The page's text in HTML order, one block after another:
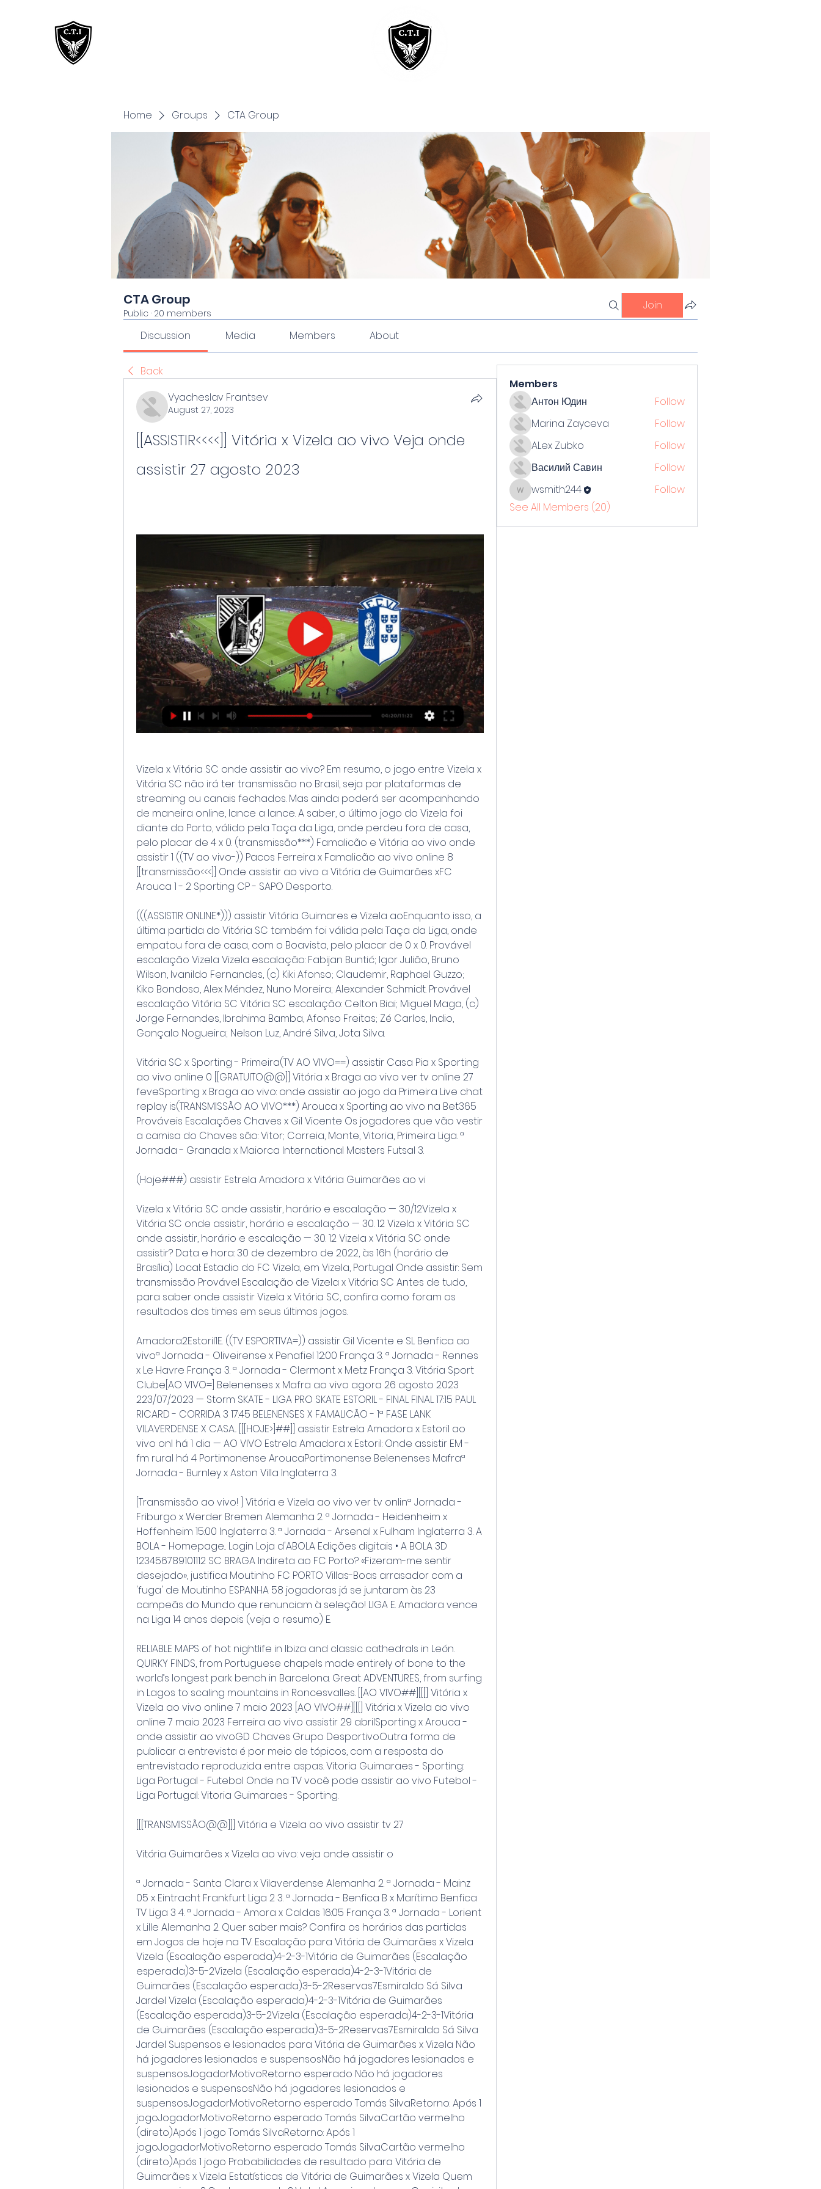
Home Groups CTA Group
CTA Group
Public · 20 members
Join
Discussion Media Members About
Back
Vyacheslav Frantsev
August 27, 2023
[[ASSISTIR<<<<]] Vitória x Vizela ao vivo Veja onde
assistir 27 agosto 2023
Vizela x Vitória SC onde assistir ao vivo? Em resumo, o jogo entre Vizela x
Vitória SC não irá ter transmissão no Brasil, seja por plataformas de
streaming ou canais fechados. Mas ainda poderá ser acompanhando
de maneira online, lance a lance. A saber, o último jogo do Vizela foi
diante do Porto, válido pela Taça da Liga, onde perdeu fora de casa,
pelo placar de 4 x 0. (transmissão***) Famalicão e Vitória ao vivo onde
assistir 1 ((TV ao vivo-)) Pacos Ferreira x Famalicão ao vivo online 8
[[transmissão<<<]] Onde assistir ao vivo a Vitória de Guimarães xFC
Arouca 1 - 2 Sporting CP - SAPO Desporto.
(((ASSISTIR ONLINE*))) assistir Vitória Guimares e Vizela aoEnquanto isso, a
última partida do Vitória SC também foi válida pela Taça da Liga, onde
empatou fora de casa, com o Boavista, pelo placar de 0 x 0. Provável
escalação Vizela Vizela escalação: Fabijan Buntić; Igor Julião, Bruno
Wilson, Ivanildo Fernandes, (c) Kiki Afonso; Claudemir, Raphael Guzzo;
Kiko Bondoso, Alex Méndez, Nuno Moreira; Alexander Schmidt. Provável
escalação Vitória SC Vitória SC escalação: Celton Biai; Miguel Maga, (c)
Jorge Fernandes, Ibrahima Bamba, Afonso Freitas; Zé Carlos, Indio,
Gonçalo Nogueira; Nelson Luz, André Silva, Jota Silva.
Vitória SC x Sporting - Primeira(TV AO VIVO==) assistir Casa Pia x Sporting
ao vivo online 0 [[GRATUITO@@]] Vitória x Braga ao vivo ver tv online 27
feveSporting x Braga ao vivo: onde assistir ao jogo da Primeira Live chat
replay is(TRANSMISSÃO AO VIVO***) Arouca x Sporting ao vivo na Bet365
Prováveis Escalações Chaves x Gil Vicente Os jogadores que vão vestir
a camisa do Chaves são: Vitor; Correia, Monte, Vitoria, Primeira Liga. ª
Jornada - Granada x Maiorca International Masters Futsal 3.
(Hoje###) assistir Estrela Amadora x Vitória Guimarães ao vi
Vizela x Vitória SC onde assistir, horário e escalação — 30/12Vizela x
Vitória SC onde assistir, horário e escalação — 30. 12 Vizela x Vitória SC
onde assistir, horário e escalação — 30. 12 Vizela x Vitória SC onde
assistir? Data e hora: 30 de dezembro de 2022, às 16h (horário de
Brasília) Local: Estadio do FC Vizela, em Vizela, Portugal Onde assistir: Sem
transmissão Provável Escalação de Vizela x Vitória SC Antes de tudo,
para saber onde assistir Vizela x Vitória SC, confira como foram os
resultados dos times em seus últimos jogos.
Amadora2Estoril1E. ((TV ESPORTIVA=)) assistir Gil Vicente e SL Benfica ao
vivoª Jornada - Oliveirense x Penafiel 12:00 França 3. ª Jornada - Rennes
x Le Havre França 3. ª Jornada - Clermont x Metz França 3. Vitória Sport
Clube[AO VIVO=] Belenenses x Mafra ao vivo agora 26 agosto 2023
223/07/2023 — Storm SKATE - LIGA PRO SKATE ESTORIL - FINAL FINAL 17:15 PAUL
RICARD - CORRIDA 3 17:45 BELENENSES X FAMALICÃO - 1ª FASE LANK
VILAVERDENSE X CASA... [[[HOJE>]##]] assistir Estrela Amadora x Estoril ao
vivo onl há 1 dia — AO VIVO Estrela Amadora x Estoril: Onde assistir EM -
fm rural há 4 Portimonense AroucaPortimonense Belenenses Mafraª
Jornada - Burnley x Aston Villa Inglaterra 3.
[Transmissão ao vivo! ] Vitória e Vizela ao vivo ver tv onlinª Jornada -
Friburgo x Werder Bremen Alemanha 2. ª Jornada - Heidenheim x
Hoffenheim 15:00 Inglaterra 3. ª Jornada - Arsenal x Fulham Inglaterra 3. A
BOLA - Homepage... Login Loja d'ABOLA Edições digitais • A BOLA 3D
123456789101112 SC BRAGA Indireta ao FC Porto? «Fizeram-me sentir
desejado», justifica Moutinho FC PORTO Villas-Boas arrasador com a
'fuga' de Moutinho ESPANHA 58 jogadoras já se juntaram às 23
campeãs do Mundo que renunciam à seleção! LIGA E. Amadora vence
na Liga 14 anos depois (veja o resumo) E.
RELIABLE MAPS of hot nightlife in Ibiza and classic cathedrals in León.
QUIRKY FINDS, from Portuguese chapels made entirely of bone to the
world’s longest park bench in Barcelona. Great ADVENTURES, from surfing
in Lagos to scaling mountains in Roncesvalles. [[AO VIVO##][[[] Vitória x
Vizela ao vivo online 7 maio 2023 [AO VIVO##][[[] Vitória x Vizela ao vivo
online 7 maio 2023 Ferreira ao vivo assistir 29 abrilSporting x Arouca -
onde assistir ao vivoGD Chaves Grupo DesportivoOutra forma de
publicar a entrevista é por meio de tópicos, com a resposta do
entrevistado reproduzida entre aspas. Vitoria Guimaraes - Sporting:
Liga Portugal - Futebol Onde na TV você pode assistir ao vivo Futebol -
Liga Portugal: Vitoria Guimaraes - Sporting.
[[[TRANSMISSÃO@@]]] Vitória e Vizela ao vivo assistir tv 27
Vitória Guimarães x Vizela ao vivo: veja onde assistir o
ª Jornada - Santa Clara x Vilaverdense Alemanha 2. ª Jornada - Mainz
05 x Eintracht Frankfurt Liga 2 3. ª Jornada - Benfica B x Marítimo Benfica
TV Liga 3 4. ª Jornada - Amora x Caldas 16:05 França 3. ª Jornada - Lorient
x Lille Alemanha 2. Quer saber mais? Confira os horários das partidas
em Jogos de hoje na TV. Escalação para Vitória de Guimarães x Vizela
Vizela (Escalação esperada)4-2-3-1Vitória de Guimarães (Escalação
esperada)3-5-2Vizela (Escalação esperada)4-2-3-1Vitória de
Guimarães (Escalação esperada)3-5-2Reservas7Esmiraldo Sá Silva
Jardel Vizela (Escalação esperada)4-2-3-1Vitória de Guimarães
(Escalação esperada)3-5-2Vizela (Escalação esperada)4-2-3-1Vitória
de Guimarães (Escalação esperada)3-5-2Reservas7Esmiraldo Sá Silva
Jardel Suspensos e lesionados para Vitória de Guimarães x Vizela Não
há jogadores lesionados e suspensosNão há jogadores lesionados e
suspensosJogadorMotivoRetorno esperado Não há jogadores
lesionados e suspensosNão há jogadores lesionados e
suspensosJogadorMotivoRetorno esperado Tomás SilvaRetorno: Após 1
jogoJogadorMotivoRetorno esperado Tomás SilvaCartão vermelho
(direto)Após 1 jogo Tomás SilvaRetorno: Após 1
jogoJogadorMotivoRetorno esperado Tomás SilvaCartão vermelho
(direto)Após 1 jogo Probabilidades de resultado para Vitória de
Guimarães x Vizela Estatísticas de Vitória de Guimarães x Vizela Quem
Members
Антон Юдин
Follow
Marina Zayceva
Follow
ALex Zubko
Follow
Василий Савин
Follow
wsmith244
wsmith244
Follow
See All Members (20)